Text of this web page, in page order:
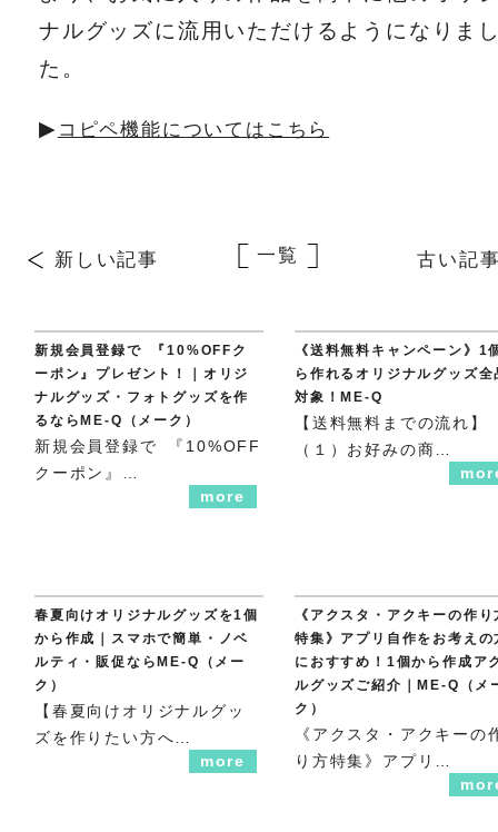
ナルグッズに流用いただけるようになりま
た。
▶︎ コピペ機能についてはこちら
新しい記事 一覧 古い記
新規会員登録で 『10%OFFク
ーポン』プレゼント！｜オリジ
ナルグッズ・フォトグッズを作
るならME-Q（メーク）
新規会員登録で 『10%OFF
クーポン』…
more
《送料無料キャンペーン》1
ら作れるオリジナルグッズ全
対象！ME-Q
【送料無料までの流れ】
（１）お好みの商…
春夏向けオリジナルグッズを1個
から作成｜スマホで簡単・ノベ
ルティ・販促ならME-Q（メー
ク）
【春夏向けオリジナルグッ
ズを作りたい方へ…
more
《アクスタ・アクキーの作り
特集》アプリ自作をお考えの
におすすめ！1個から作成ア
ルグッズご紹介｜ME-Q（メ
ク）
《アクスタ・アクキーの
り方特集》アプリ…